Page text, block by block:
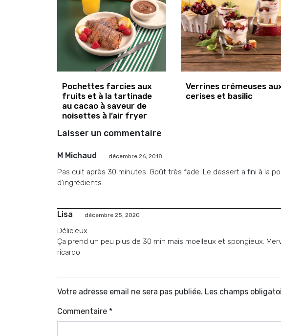
Pochettes farcies aux
fruits et à la tartinade
au cacao à saveur de
noisettes à l’air fryer
Verrines crémeuses
cerises et basilic
Laisser un commentaire
M Michaud décembre 26, 2018
Pas cuit après 30 minutes. Goût très fade. Le dessert a fini à la
d’ingrédients.
Lisa décembre 25, 2020
Délicieux
Ça prend un peu plus de 30 min mais moelleux et spongieux.
ricardo
Votre adresse email ne sera pas publiée. Les champs
Commentaire *